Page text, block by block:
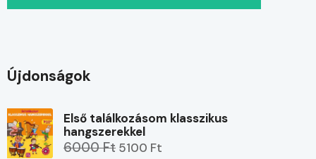
Újdonságok
Első találkozásom klasszikus
hangszerekkel
6000 Ft 5100 Ft